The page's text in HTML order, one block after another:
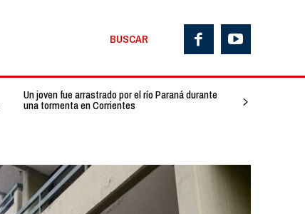
BUSCAR
Un joven fue arrastrado por el río Paraná durante
una tormenta en Corrientes